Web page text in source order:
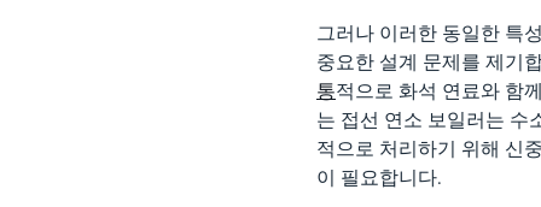
그러나 이러한 동일한 특
중요한 설계 문제를 제기
통적으로 화석 연료와 함
는 접선 연소 보일러는 수
적으로 처리하기 위해 신
이 필요합니다.